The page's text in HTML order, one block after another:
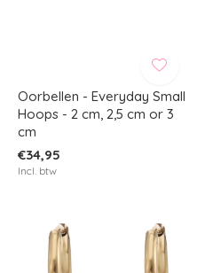
Oorbellen - Everyday Small
Hoops - 2 cm, 2,5 cm or 3
cm
€34,95
Incl. btw